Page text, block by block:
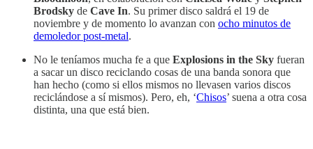
Brodsky de Cave In. Su primer disco saldrá el 19 de
noviembre y de momento lo avanzan con ocho minutos de
demoledor post-metal.
No le teníamos mucha fe a que Explosions in the Sky fueran
a sacar un disco reciclando cosas de una banda sonora que
han hecho (como si ellos mismos no llevasen varios discos
reciclándose a sí mismos). Pero, eh, ‘Chisos’ suena a otra cosa
distinta, una que está bien.